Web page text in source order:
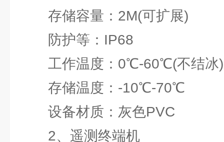
存储容量：2M(可扩展)
防护等：IP68
工作温度：0℃-60℃(不结冰)
存储温度：-10℃-70℃
设备材质：灰色PVC
2、遥测终端机